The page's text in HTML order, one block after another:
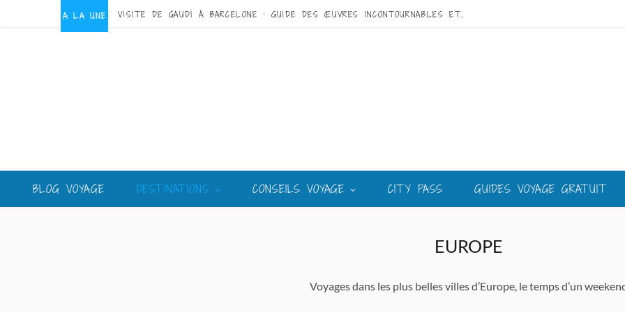
A LA UNE VISITE DE GAUDÍ À BARCELONE : GUIDE DES ŒUVRES INCONTOURNABLES ET DU MEILLEUR CIRCUIT
BLOG VOYAGE DESTINATIONS CONSEILS VOYAGE CITY PASS GUIDES VOYAGE GRATUIT
EUROPE
Voyages dans les plus belles villes d’Europe, le temps d’un